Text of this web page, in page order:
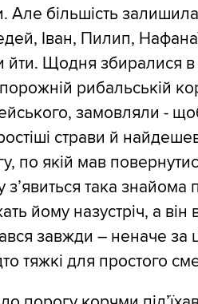
Але більшість
Іван, Пилип,
йти. Щодня збиралися в
рибальській
замовляли -
страви й
по якій мав
з’явиться така знайома
йому назустріч, а він
завжди – неначе за
тяжкі для простого